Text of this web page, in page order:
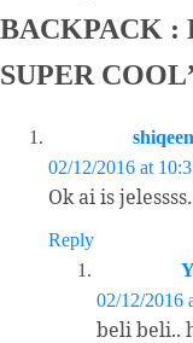
BACKPACK :
SUPER COOL
02/12/2016 at
Ok ai is
Reply
02/12/2016
beli beli..